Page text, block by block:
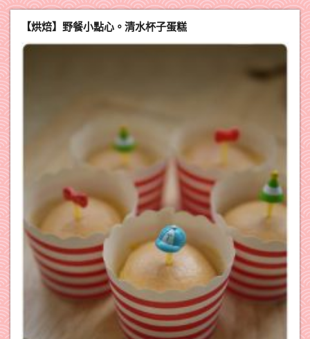
【烘焙】野餐小點心。清水杯子蛋糕